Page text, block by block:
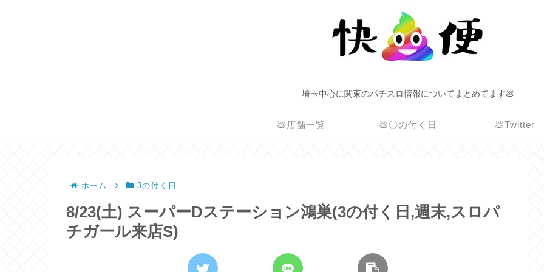
埼玉中心に関東のパチスロ情報についてまとめてます💩
💩店舗一覧 💩〇の付く日 💩Twitter
ホーム 3の付く日
8/23(土) スーパーDステーション鴻巣(3の付く日,週末,スロパ
チガール来店S)